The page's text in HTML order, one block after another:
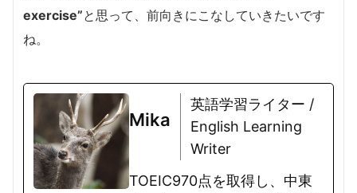
exercise”と思って、前向きにこなしていきたいです
ね。
Mika
英語学習ライター /
English Learning
Writer
TOEIC970点を取得し、中東